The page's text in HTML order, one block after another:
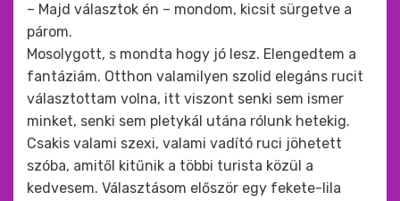
– Majd választok én – mondom, kicsit sürgetve a
párom.
Mosolygott, s mondta hogy jó lesz. Elengedtem a
fantáziám. Otthon valamilyen szolid elegáns rucit
választottam volna, itt viszont senki sem ismer
minket, senki sem pletykál utána rólunk hetekig.
Csakis valami szexi, valami vadító ruci jöhetett
szóba, amitől kitűnik a többi turista közül a
kedvesem. Választásom először egy fekete-lila